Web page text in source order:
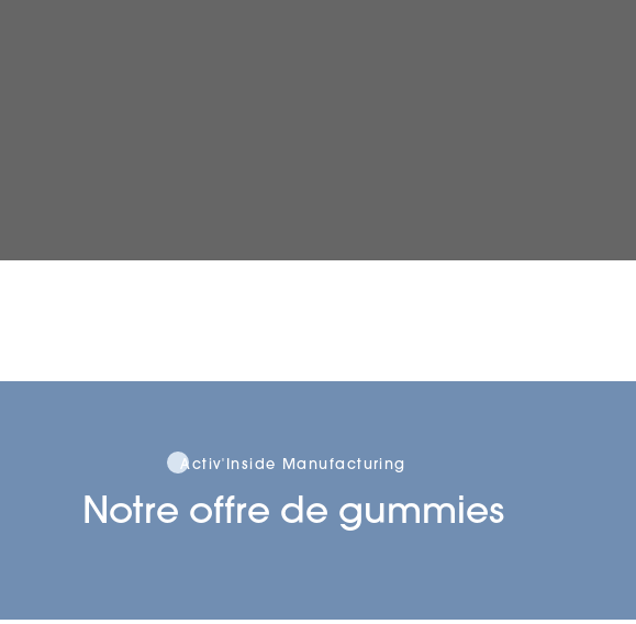
Notre offre de gummies
Activ'Inside Manufacturing